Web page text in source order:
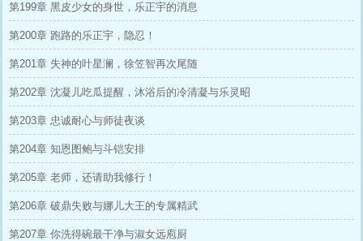
第199章 黑皮少女的身世，乐正宇的消息
第200章 跑路的乐正宇，隐忍！
第201章 失神的叶星澜，徐笠智再次尾随
第202章 沈凝儿吃瓜提醒，沐浴后的冷清凝与乐灵昭
第203章 忠诚耐心与师徒夜谈
第204章 知恩图鲍与斗铠安排
第205章 老师，还请助我修行！
第206章 破鼎失败与娜儿大王的专属精武
第207章 你洗得碗最干净与淑女远庖厨